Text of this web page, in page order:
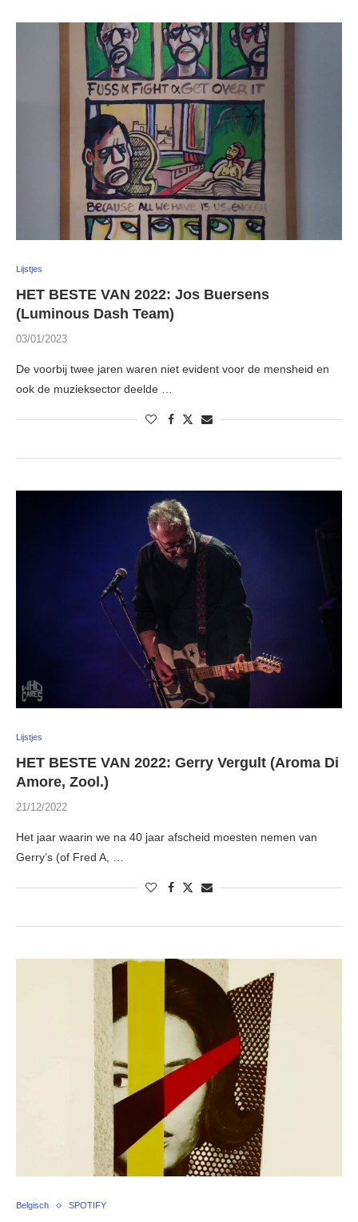
Lijstjes
HET BESTE VAN 2022: Jos Buersens
(Luminous Dash Team)
03/01/2023
De voorbij twee jaren waren niet evident voor de mensheid en
ook de muzieksector deelde …
Lijstjes
HET BESTE VAN 2022: Gerry Vergult (Aroma Di
Amore, Zool.)
21/12/2022
Het jaar waarin we na 40 jaar afscheid moesten nemen van
Gerry’s (of Fred A, …
Belgisch SPOTIFY